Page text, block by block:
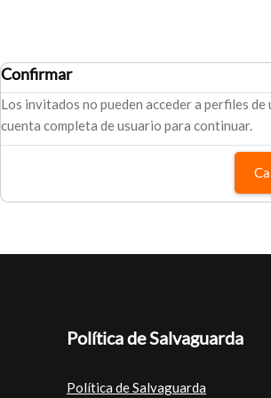
Confirmar
Los invitados no pueden acceder a perfiles
cuenta completa de usuario para continuar.
Política de Salvaguarda
Política de Salvaguarda